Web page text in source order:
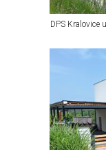
DPS Kralovice